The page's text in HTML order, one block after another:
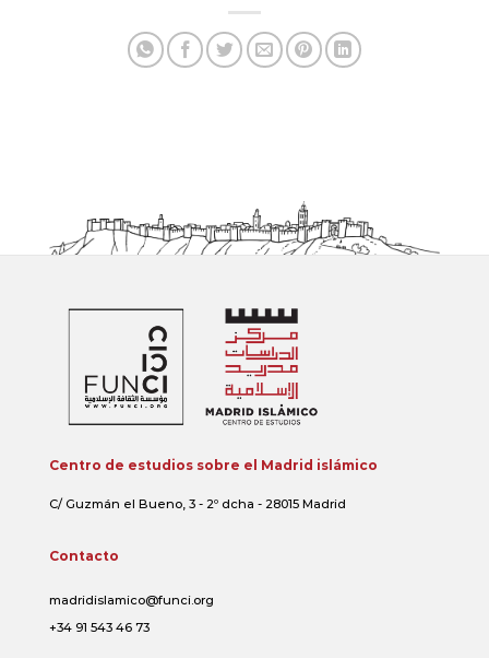
Centro de estudios sobre el Madrid islámico
C/ Guzmán el Bueno, 3 - 2º dcha - 28015 Madrid
Contacto
madridislamico@funci.org
+34 91 543 46 73